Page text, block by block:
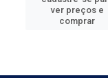
ver preços e
comprar